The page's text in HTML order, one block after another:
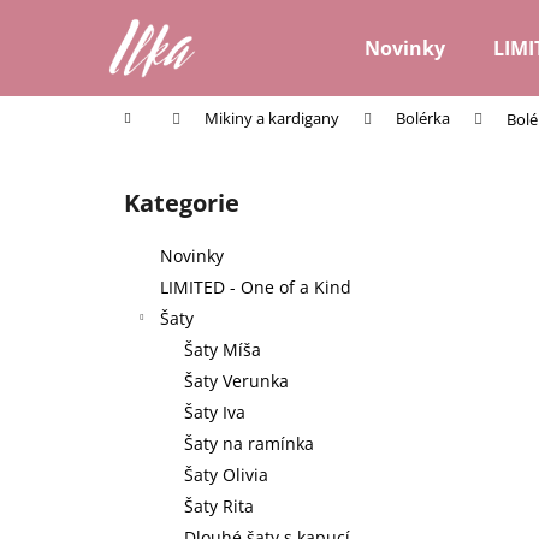
Novinky
Domů Mikiny a kardigany Bolérka
Přeskočit
kategorie
Kategorie
Novinky
LIMITED - One of a Kind
Šaty
Šaty Míša
Šaty Verunka
Šaty Iva
Šaty na ramínka
Šaty Olivia
Šaty Rita
í
Zpět
do
Zpět
do